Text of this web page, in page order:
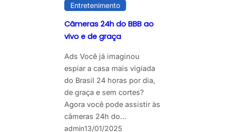
Entretenimento
Câmeras 24h do BBB ao
vivo e de graça
Ads Você já imaginou
espiar a casa mais vigiada
do Brasil 24 horas por dia,
de graça e sem cortes?
Agora você pode assistir às
câmeras 24h do…
admin13/01/2025